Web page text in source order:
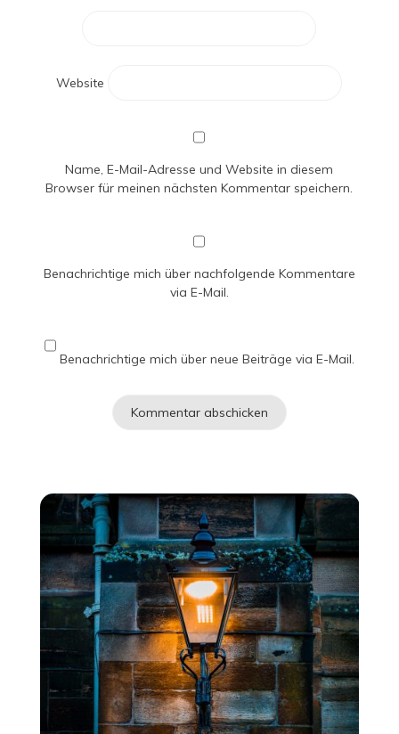
Website
Name, E-Mail-Adresse und Website in diesem
Browser für meinen nächsten Kommentar speichern.
Benachrichtige mich über nachfolgende Kommentare
via E-Mail.
Benachrichtige mich über neue Beiträge via E-Mail.